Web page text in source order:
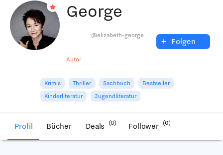
George
Autor
@elizabeth-george + Folgen
Krimis Thriller Sachbuch
Bestseller
Kinderliteratur
Jugendliteratur
Profil Bücher Deals (0) Follower (0)